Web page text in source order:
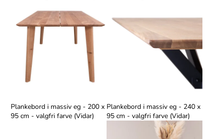
Plankebord i massiv eg - 200 x
95 cm - valgfri farve (Vidar)
Plankebord i massiv eg - 240 x
95 cm - valgfri farve (Vidar)